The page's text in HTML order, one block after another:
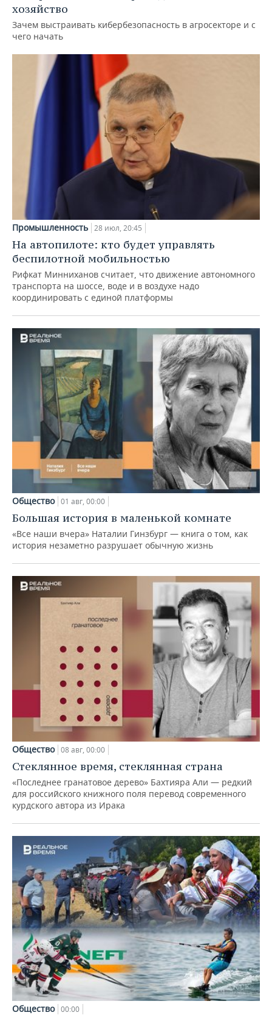
хозяйство
Зачем выстраивать кибербезопасность в агросекторе и с
чего начать
Промышленность 28 июл, 20:45
На автопилоте: кто будет управлять
беспилотной мобильностью
Рифкат Минниханов считает, что движение автономного
транспорта на шоссе, воде и в воздухе надо
координировать с единой платформы
Общество 01 авг, 00:00
Большая история в маленькой комнате
«Все наши вчера» Наталии Гинзбург — книга о том, как
история незаметно разрушает обычную жизнь
Общество 08 авг, 00:00
Стеклянное время, стеклянная страна
«Последнее гранатовое дерево» Бахтияра Али — редкий
для российского книжного поля перевод современного
курдского автора из Ирака
Общество 00:00